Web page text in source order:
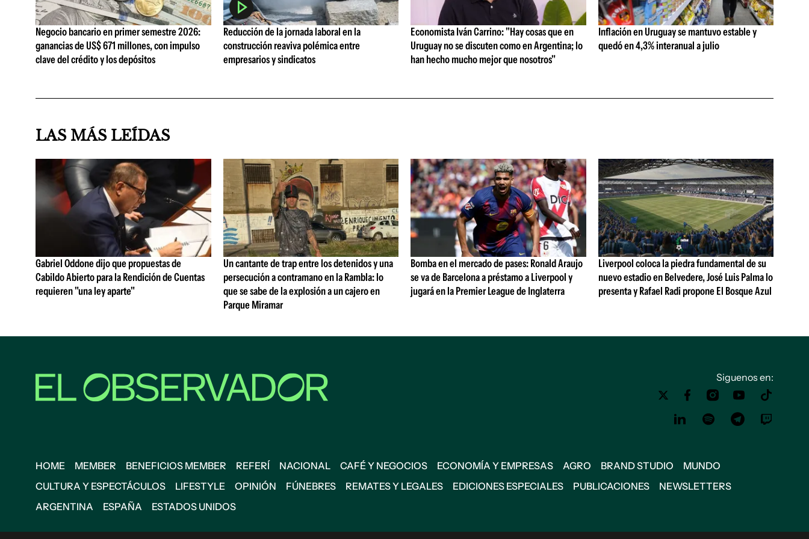
Negocio bancario en primer semestre 2026:
ganancias de US$ 671 millones, con impulso
clave del crédito y los depósitos
Reducción de la jornada laboral en la
construcción reaviva polémica entre
empresarios y sindicatos
Economista Iván Carrino: "Hay cosas que en
Uruguay no se discuten como en Argentina; lo
han hecho mucho mejor que nosotros"
Inflación en Uruguay se mantuvo estable y
quedó en 4,3% interanual a julio
LAS MÁS LEÍDAS
Gabriel Oddone dijo que propuestas de
Cabildo Abierto para la Rendición de Cuentas
requieren "una ley aparte"
Un cantante de trap entre los detenidos y una
persecución a contramano en la Rambla: lo
que se sabe de la explosión a un cajero en
Parque Miramar
Bomba en el mercado de pases: Ronald Araujo
se va de Barcelona a préstamo a Liverpool y
jugará en la Premier League de Inglaterra
Liverpool coloca la piedra fundamental de su
nuevo estadio en Belvedere, José Luis Palma lo
presenta y Rafael Radi propone El Bosque Azul
Siguenos en:
HOME MEMBER BENEFICIOS MEMBER REFERÍ NACIONAL CAFÉ Y NEGOCIOS ECONOMÍA Y EMPRESAS AGRO BRAND STUDIO
MUNDO
CULTURA Y ESPECTÁCULOS
LIFESTYLE OPINIÓN FÚNEBRES REMATES Y LEGALES EDICIONES ESPECIALES PUBLICACIONES
NEWSLETTERS
ARGENTINA
ESPAÑA ESTADOS UNIDOS